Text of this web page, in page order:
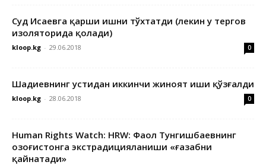
Суд Исаевга қарши ишни тўхтатди (лекин у тергов
изоляторида қолади)
kloop.kg - 29.06.2018 0
Шадиевнинг устидан иккинчи жиноят иши қўзғалди
kloop.kg - 28.06.2018 0
Human Rights Watch: HRW: Фаол Тунгишбаевнинг
Қозоғистонга экстрадицияланиши «ғазабни
қайнатади»